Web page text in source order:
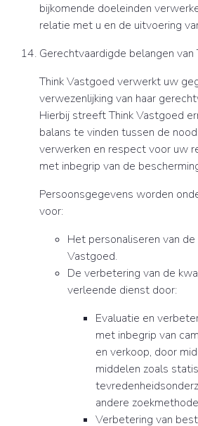
bijkomende doeleinden
relatie met u en de uitvoering
Gerechtvaardigde belangen van
Think Vastgoed verwerkt uw
verwezenlijking van haar
Hierbij streeft Think Vastgoed
balans te vinden tussen de
verwerken en respect voor uw
met inbegrip van de
Persoonsgegevens worden
voor:
Het personaliseren van
Vastgoed.
De verbetering van de
verleende dienst door:
Evaluatie en
met inbegrip van
en verkoop, door
middelen zoals
andere
Verbetering van